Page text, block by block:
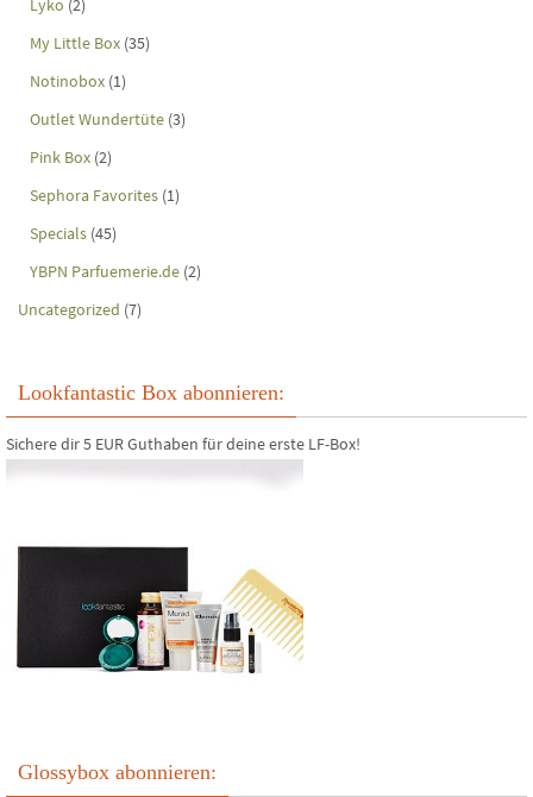
Lyko (2)
My Little Box (35)
Notinobox (1)
Outlet Wundertüte (3)
Pink Box (2)
Sephora Favorites (1)
Specials (45)
YBPN Parfuemerie.de (2)
Uncategorized (7)
Lookfantastic Box abonnieren:
Sichere dir 5 EUR Guthaben für deine erste LF-Box!
Glossybox abonnieren: